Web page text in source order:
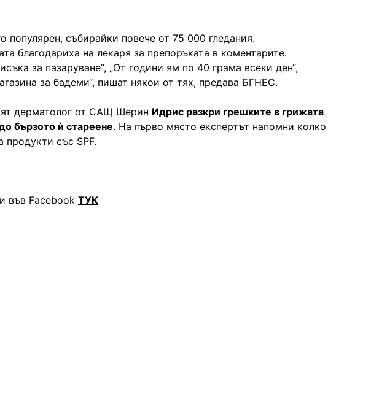
популярен, събирайки повече от 75 000 гледания.
благодариха на лекаря за препоръката в коментарите.
за пазаруване“, „От години ям по 40 грама всеки ден“,
за бадеми“, пишат някои от тях, предава БГНЕС.
дерматолог от САЩ Шерин Идрис разкри грешките в грижата
бързото ѝ стареене. На първо място експертът напомни колко
продукти със SPF.
във Facebook ТУК